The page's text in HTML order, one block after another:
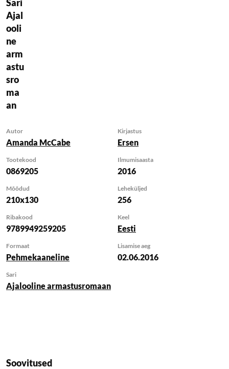
Sari
Ajal
ooli
ne
arm
astu
sro
ma
an
mehe ahvatlevate
pageda selle imelise
tunde eest, mille mees
Autor
Amanda McCabe
Kirjastus
Ersen
Tootekood
0869205
Ilmumisaasta
2016
Mõõdud
210x130
Leheküljed
256
Ribakood
9789949259205
Keel
Eesti
Formaat
Pehmekaaneline
Lisamise aeg
02.06.2016
Sari
Ajalooline armastusromaan
Soovitused